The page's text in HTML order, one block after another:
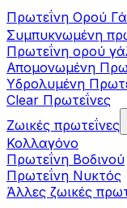
Πρωτεΐνη Ορού
Συμπυκνωμένη
Πρωτεΐνη ορού
Απομονωμένη
Υδρολυμένη
Clear Πρωτεΐνες
Ζωικές πρωτεΐνες
Κολλαγόνο
Πρωτεΐνη Βοδινού
Πρωτεΐνη Νυκτός
Άλλες ζωικές